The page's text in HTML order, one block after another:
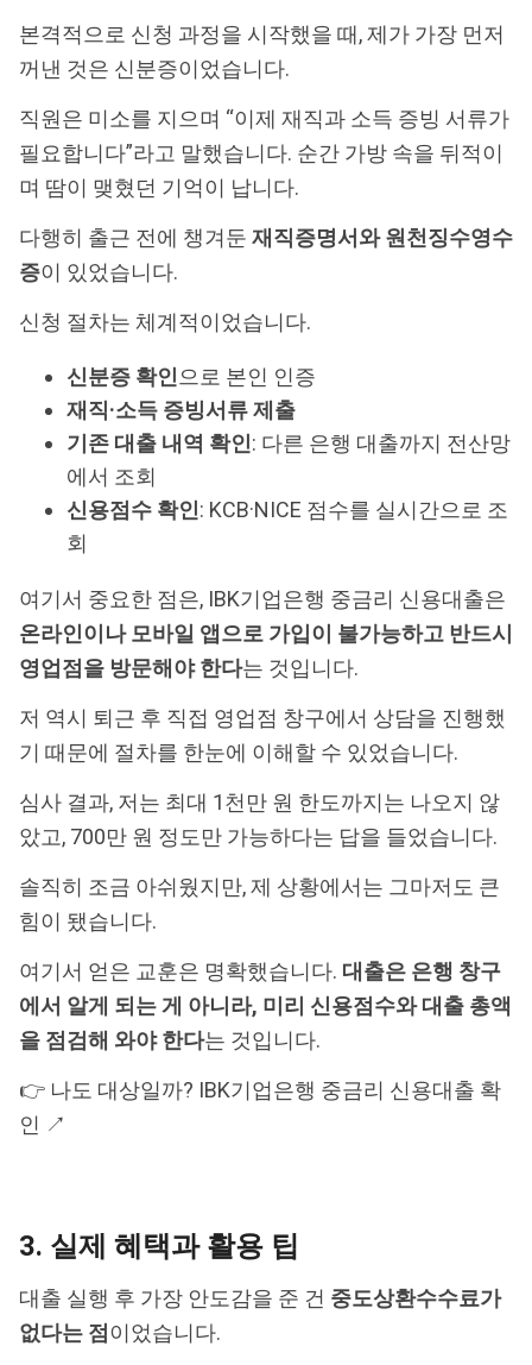
본격적으로 신청 과정을 시작했을 때, 제가 가장 먼저
꺼낸 것은 신분증이었습니다.
직원은 미소를 지으며 “이제 재직과 소득 증빙 서류가
필요합니다”라고 말했습니다. 순간 가방 속을 뒤적이
며 땀이 맺혔던 기억이 납니다.
다행히 출근 전에 챙겨둔 재직증명서와 원천징수영수
증이 있었습니다.
신청 절차는 체계적이었습니다.
신분증 확인 으로 본인 인증
재직·소득 증빙서류 제출
기존 대출 내역 확인: 다른 은행 대출까지 전산망
에서 조회
신용점수 확인: KCB·NICE 점수를 실시간으로 조
회
여기서 중요한 점은, IBK기업은행 중금리 신용대출은
온라인이나 모바일 앱으로 가입이 불가능하고 반드시
영업점을 방문해야 한다는 것입니다.
저 역시 퇴근 후 직접 영업점 창구에서 상담을 진행했
기 때문에 절차를 한눈에 이해할 수 있었습니다.
심사 결과, 저는 최대 1천만 원 한도까지는 나오지 않
았고, 700만 원 정도만 가능하다는 답을 들었습니다.
솔직히 조금 아쉬웠지만, 제 상황에서는 그마저도 큰
힘이 됐습니다.
여기서 얻은 교훈은 명확했습니다. 대출은 은행 창구
에서 알게 되는 게 아니라, 미리 신용점수와 대출 총액
을 점검해 와야 한다는 것입니다.
👉 나도 대상일까? IBK기업은행 중금리 신용대출 확
인 ↗
3. 실제 혜택과 활용 팁
대출 실행 후 가장 안도감을 준 건 중도상환수수료가
없다는 점 이었습니다.